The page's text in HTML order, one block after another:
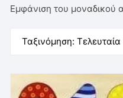
Εμφάνιση του μοναδικού